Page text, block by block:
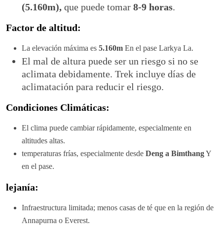
(5.160m), que puede tomar 8-9 horas.
Factor de altitud:
La elevación máxima es 5.160m En el pase Larkya La.
El mal de altura puede ser un riesgo si no se
aclimata debidamente. Trek incluye días de
aclimatación para reducir el riesgo.
Condiciones Climáticas:
El clima puede cambiar rápidamente, especialmente en
altitudes altas.
temperaturas frías, especialmente desde Deng a BimthangY
en el pase.
lejanía:
Infraestructura limitada; menos casas de té que en la región de
Annapurna o Everest.